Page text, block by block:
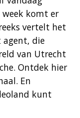
week komt er
vertelt het
agent, die
van Utrecht
Ontdek hier
En
kunt